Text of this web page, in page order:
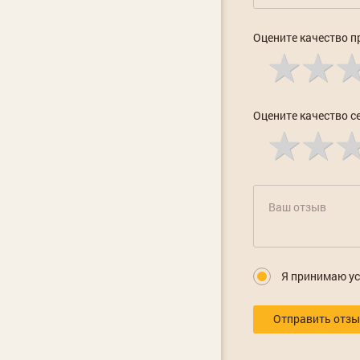
Оцените качество
Оцените качество
Я принимаю
Отправить